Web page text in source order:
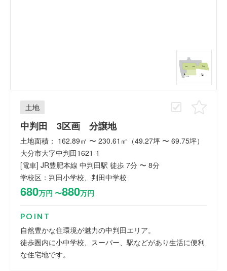
土地
中判田 3区画 分譲地
土地面積： 162.89㎡ 〜 230.61㎡（49.27坪 〜 69.75坪）
大分市大字中判田1621-1
[電車] JR豊肥本線 中判田駅 徒歩 7分 〜 8分
学校区：判田小学校、判田中学校
680万円 〜880万円
POINT
自然豊かな住環境が魅力の中判田エリア。
徒歩圏内に小中学校、スーパー、駅などがあり生活に便利
な住宅地です。